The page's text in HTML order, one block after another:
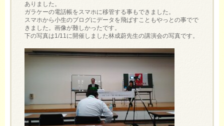
ありました。
ガラケーの電話帳をスマホに移管する事もできました。
スマホから小生のブログにデータを飛ばすこともやっとの事でで
きました。画像が難しかったです。
下の写真は1/11に開催しました林成蔚先生の講演会の写真です。